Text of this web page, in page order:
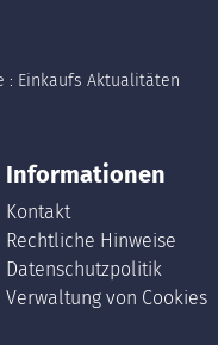
: Einkaufs Aktualitäten
Informationen
Kontakt
Rechtliche Hinweise
Datenschutzpolitik
Verwaltung von Cookies